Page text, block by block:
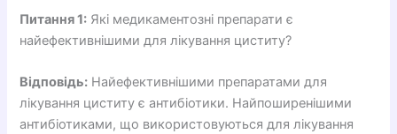
Питання 1: Які медикаментозні препарати є
найефективнішими для лікування циститу?
Відповідь: Найефективнішими препаратами для
лікування циститу є антибіотики. Найпоширенішими
антибіотиками, що використовуються для лікування